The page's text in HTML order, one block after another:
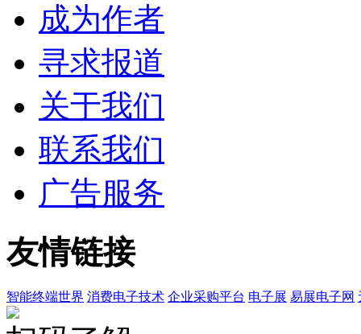
成为作者
寻求报道
关于我们
联系我们
广告服务
友情链接
智能终端世界 消费电子技术 企业采购平台 电子展 易展电子网